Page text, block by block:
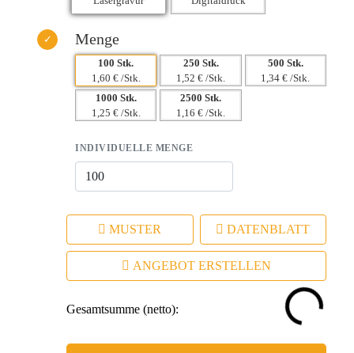
Menge
100 Stk.
1,60 € /Stk.
250 Stk.
1,52 € /Stk.
500 Stk.
1,34 € /Stk.
1000 Stk.
1,25 € /Stk.
2500 Stk.
1,16 € /Stk.
INDIVIDUELLE MENGE
MUSTER DATENBLATT
ANGEBOT ERSTELLEN
Gesamtsumme (netto):